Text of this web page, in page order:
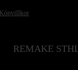
Köpvillkor
REMAKE